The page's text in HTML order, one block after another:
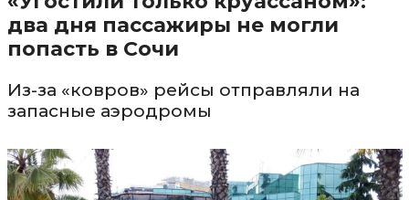
два дня пассажиры не могли
попасть в Сочи
Из-за «ковров» рейсы отправляли на
запасные аэродромы